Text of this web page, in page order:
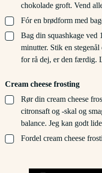
chokolade groft. Vend
▢
Fór en brødform med
▢
Bag din squashkage
minutter. Stik en
for rå dej, er den færdig.
Cream cheese frosting
▢
Rør din cream cheese
citronsaft og -skal og
balance. Jeg kan godt
▢
Fordel cream cheese